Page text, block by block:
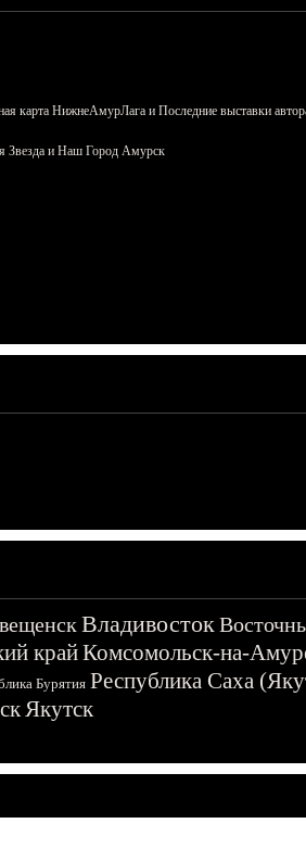
карта НижнеАмурЛага и Последние выставки
Звезда и Наш Город Амурск
Владивосток
крайКомсомольск-на-
Бурятия Республика Саха
Якутск